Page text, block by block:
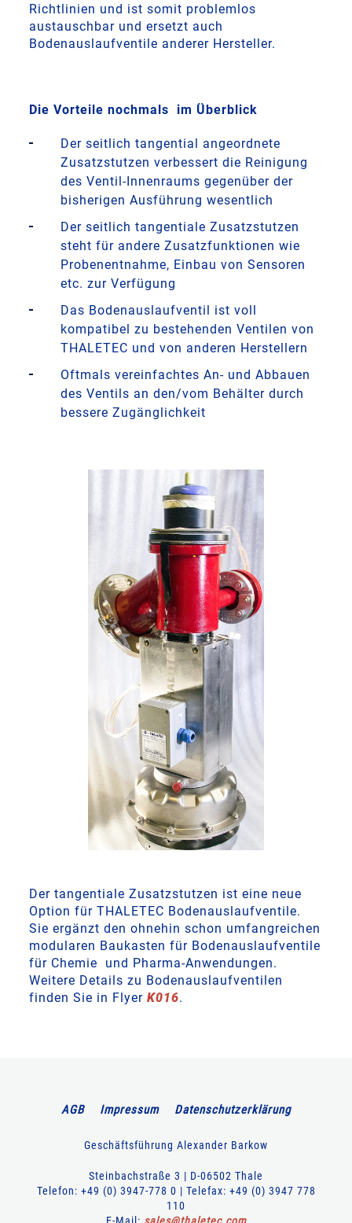
Richtlinien und ist somit problemlos
austauschbar und ersetzt auch
Bodenauslaufventile anderer Hersteller.
Die Vorteile nochmals im Überblick
Der seitlich tangential angeordnete
Zusatzstutzen verbessert die Reinigung
des Ventil-Innenraums gegenüber der
bisherigen Ausführung wesentlich
Der seitlich tangentiale Zusatzstutzen
steht für andere Zusatzfunktionen wie
Probenentnahme, Einbau von Sensoren
etc. zur Verfügung
Das Bodenauslaufventil ist voll
kompatibel zu bestehenden Ventilen von
THALETEC und von anderen Herstellern
Oftmals vereinfachtes An- und Abbauen
des Ventils an den/vom Behälter durch
bessere Zugänglichkeit
Der tangentiale Zusatzstutzen ist eine neue
Option für THALETEC Bodenauslaufventile.
Sie ergänzt den ohnehin schon umfangreichen
modularen Baukasten für Bodenauslaufventile
für Chemie und Pharma-Anwendungen.
Weitere Details zu Bodenauslaufventilen
finden Sie in FlyerK016.
AGB Impressum Datenschutzerklärung
Geschäftsführung Alexander Barkow
Steinbachstraße 3 | D-06502 Thale
Telefon: +49 (0) 3947-778 0 | Telefax: +49 (0) 3947 778
110